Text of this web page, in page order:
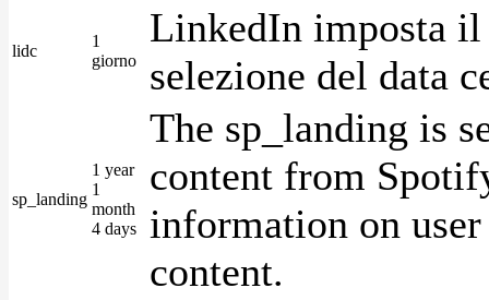
lidc
1
giorno
LinkedIn imposta
selezione del data
sp_landing
1 year
1
month
4 days
The sp_landing is
content from
information on
content.